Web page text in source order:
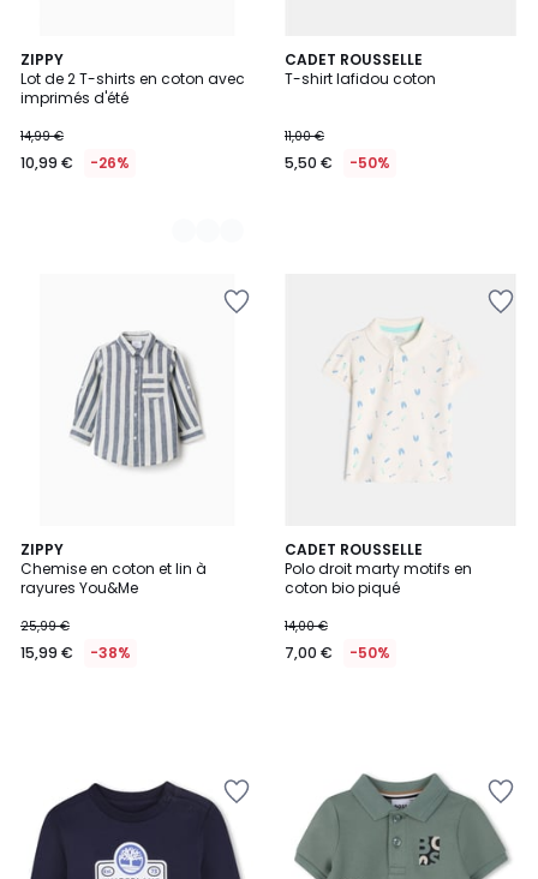
ZIPPY
Lot de 2 T-shirts en coton avec
imprimés d'été
14,99 €
10,99 € -26%
2
Couleurs
CADET ROUSSELLE
T-shirt lafidou coton
11,00 €
5,50 € -50%
ZIPPY
Chemise en coton et lin à
rayures You&Me
25,99 €
15,99 € -38%
CADET ROUSSELLE
Polo droit marty motifs en
coton bio piqué
14,00 €
7,00 € -50%